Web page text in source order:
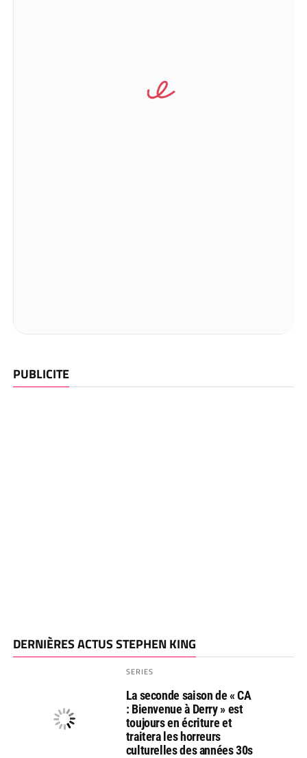
PUBLICITE
DERNIÈRES ACTUS STEPHEN KING
SERIES
La seconde saison de « CA
: Bienvenue à Derry » est
toujours en écriture et
traitera les horreurs
culturelles des années 30s